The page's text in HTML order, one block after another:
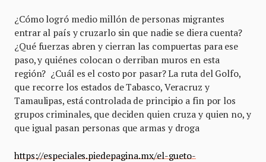
¿Cómo logró medio millón de personas migrantes
entrar al país y cruzarlo sin que nadie se diera cuenta?
¿Qué fuerzas abren y cierran las compuertas para ese
paso, y quiénes colocan o derriban muros en esta
región? ¿Cuál es el costo por pasar? La ruta del Golfo,
que recorre los estados de Tabasco, Veracruz y
Tamaulipas, está controlada de principio a fin por los
grupos criminales, que deciden quien cruza y quien no, y
que igual pasan personas que armas y droga
https://especiales.piedepagina.mx/el-gueto-